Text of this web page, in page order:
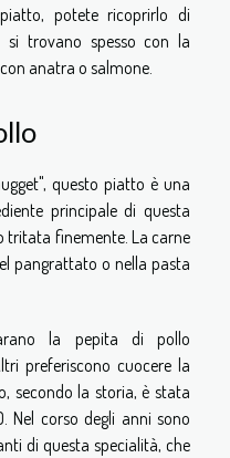
potete ricoprirlo di
trovano spesso con la
anatra o salmone.
questo piatto è una
principale di questa
tritata finemente. La carne
pangrattato o nella pasta
la pepita di pollo
preferiscono cuocere la
secondo la storia, è stata
Nel corso degli anni sono
di questa specialità, che